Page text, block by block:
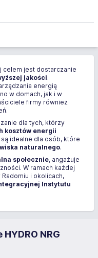
celem jest dostarczanie
jakości.
energią
w domach, jak i w
firmy również
dla tych, którzy
kosztów energii
idealne dla osób, które
naturalnego.
społecznie, angażuje
W ramach każdej
i okolicach,
Instytutu
NRG